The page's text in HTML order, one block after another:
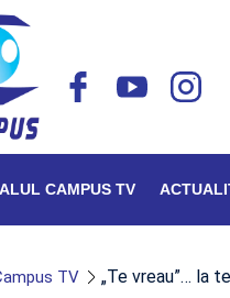
CAMPUS TV
TV „Te vreau”… la